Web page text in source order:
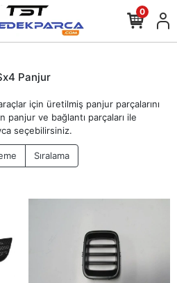
0
Panjur
için üretilmiş panjur parçalarını
ve bağlantı parçaları ile
seçebilirsiniz.
Sıralama